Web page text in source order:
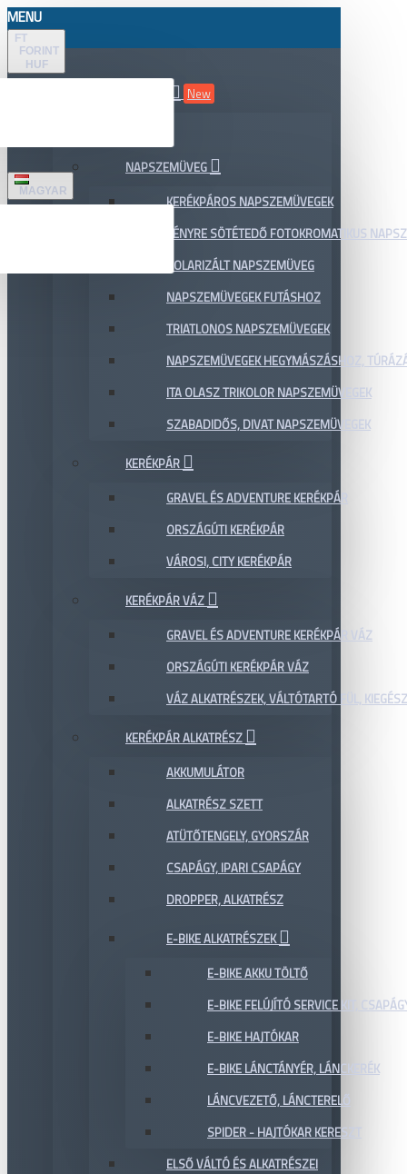
MENU
FT
FORINT
HUF
MAGYAR
New
NAPSZEMÜVEG
KERÉKPÁROS NAPSZEMÜVEGEK
FÉNYRE SÖTÉTEDŐ FOTOKROMATIKUS
POLARIZÁLT NAPSZEMÜVEG
NAPSZEMÜVEGEK FUTÁSHOZ
TRIATLONOS NAPSZEMÜVEGEK
NAPSZEMÜVEGEK HEGYMÁSZÁSHOZ,
ITA OLASZ TRIKOLOR NAPSZEMÜVEGEK
SZABADIDŐS, DIVAT NAPSZEMÜVEGEK
KERÉKPÁR
GRAVEL ÉS ADVENTURE KERÉKPÁR
ORSZÁGÚTI KERÉKPÁR
VÁROSI, CITY KERÉKPÁR
KERÉKPÁR VÁZ
GRAVEL ÉS ADVENTURE KERÉKPÁR VÁZ
ORSZÁGÚTI KERÉKPÁR VÁZ
VÁZ ALKATRÉSZEK, VÁLTÓTARTÓ FÜL,
KERÉKPÁR ALKATRÉSZ
AKKUMULÁTOR
ALKATRÉSZ SZETT
ATÜTŐTENGELY, GYORSZÁR
CSAPÁGY, IPARI CSAPÁGY
DROPPER, ALKATRÉSZ
E-BIKE ALKATRÉSZEK
E-BIKE AKKU TÖLTŐ
E-BIKE FELÚJÍTÓ SERVICE KIT,
E-BIKE HAJTÓKAR
E-BIKE LÁNCTÁNYÉR, LÁNCKERÉK
LÁNCVEZETŐ, LÁNCTERELŐ
SPIDER - HAJTÓKAR KERESZT
ELSŐ VÁLTÓ ÉS ALKATRÉSZEI